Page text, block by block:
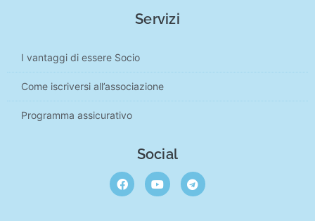
Servizi
I vantaggi di essere Socio
Come iscriversi all’associazione
Programma assicurativo
Social